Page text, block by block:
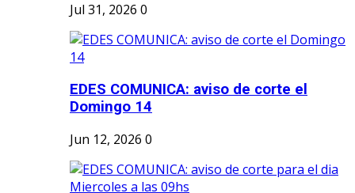
Jul 31, 2026 0
EDES COMUNICA: aviso de corte el
Domingo 14
Jun 12, 2026 0